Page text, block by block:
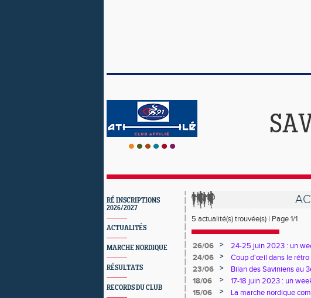
RÉ INSCRIPTIONS
2026/2027
ACTUALITÉS
MARCHE NORDIQUE
RÉSULTATS
RECORDS DU CLUB
5 actualité(s) trouvée(s) | Page 1/1
26/06 >
24-25 juin 2023 : un
24/06
>
Coup d'œil dans le rétro
23/06
>
Bilan des Saviniens au
18/06
>
17-18 juin 2023 : un
15/06
>
La marche nordique